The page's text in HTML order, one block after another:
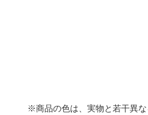
※商品の色は、実物と若干異